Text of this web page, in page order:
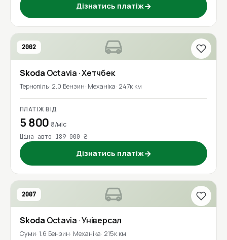
Дізнатись платіж→
2002
Skoda Octavia · Хетчбек
Тернопіль 2.0 Бензин Механіка 247к км
ПЛАТІЖ ВІД
5 800₴/міс
Ціна авто 189 000 ₴
Дізнатись платіж→
2007
Skoda Octavia · Універсал
Суми 1.6 Бензин Механіка 215к км